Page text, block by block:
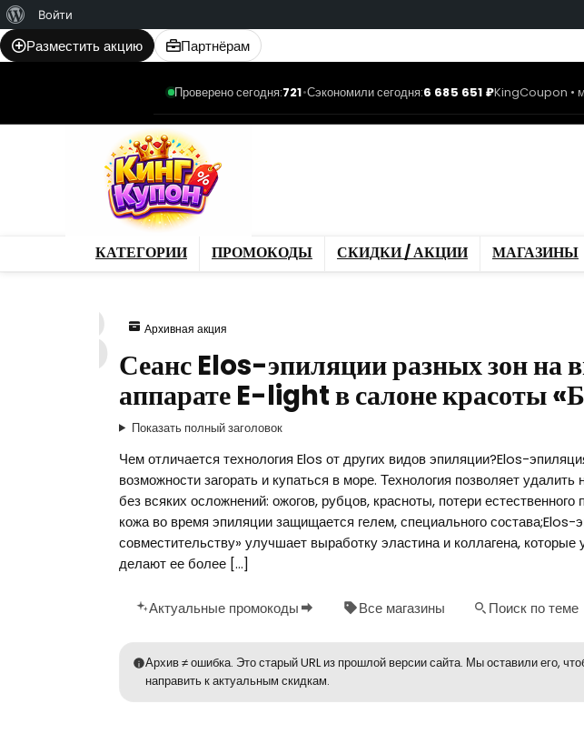
WordPress
Войти
Разместить акцию Партнёрам
Проверено сегодня:721•Сэкономили сегодня:6 685 651 ₽KingCoupon •
КАТЕГОРИИ ПРОМОКОДЫ СКИДКИ / АКЦИИ МАГАЗИНЫ
Архивная акция
Сеанс Elos-эпиляции разных зон на
аппарате E-light в салоне красоты
Показать полный заголовок
Чем отличается технология Elos от других видов эпиляции?Elos-
возможности загорать и купаться в море. Технология позволяет
без всяких осложнений: ожогов, рубцов, красноты, потери естественного
кожа во время эпиляции защищается гелем, специального состава;Elos-
совместительству» улучшает выработку эластина и коллагена, которые
делают ее более […]
Актуальные промокоды Все магазины Поиск по теме
Архив ≠ ошибка. Это старый URL из прошлой версии сайта. Мы оставили его,
направить к актуальным скидкам.